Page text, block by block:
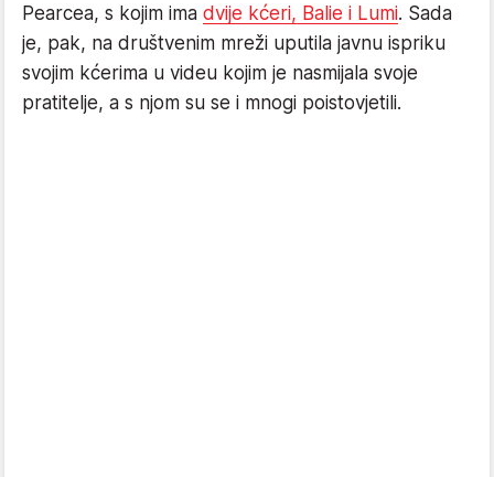
Pearcea, s kojim ima dvije kćeri, Balie i Lumi. Sada
je, pak, na društvenim mreži uputila javnu ispriku
svojim kćerima u videu kojim je nasmijala svoje
pratitelje, a s njom su se i mnogi poistovjetili.